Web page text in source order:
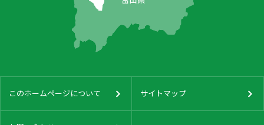
このホームページについて サイトマップ